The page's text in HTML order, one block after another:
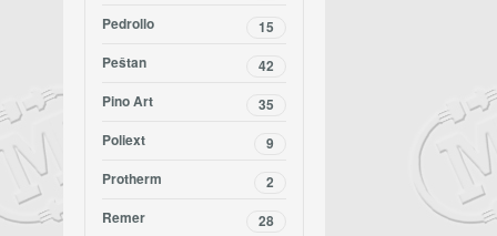
Pedrollo
15
Peštan
42
Pino Art
35
Poliext
9
Protherm
2
Remer
28